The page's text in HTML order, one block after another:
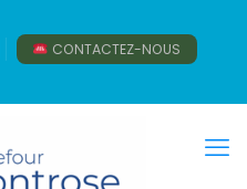
CONTACTEZ-NOUS